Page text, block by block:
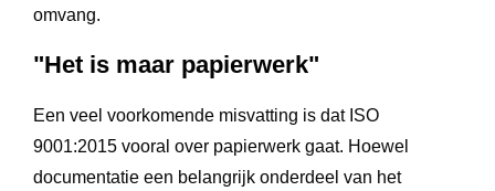
omvang.
"Het is maar papierwerk"
Een veel voorkomende misvatting is dat ISO
9001:2015 vooral over papierwerk gaat. Hoewel
documentatie een belangrijk onderdeel van het